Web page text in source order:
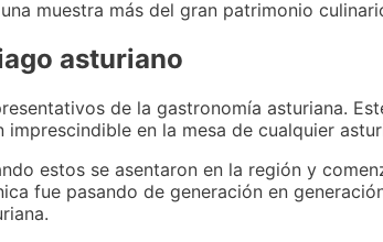
muestra más del gran patrimonio
asturiano
de la gastronomía asturiana.
en la mesa de cualquier
estos se asentaron en la región y
fue pasando de generación en